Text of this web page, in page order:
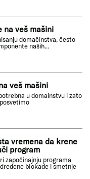
na veš mašini
domačinstva, često
naših...
veš mašini
u domainstvu i zato
vremena da krene
program
započinajnju programa
blokade i smetnje